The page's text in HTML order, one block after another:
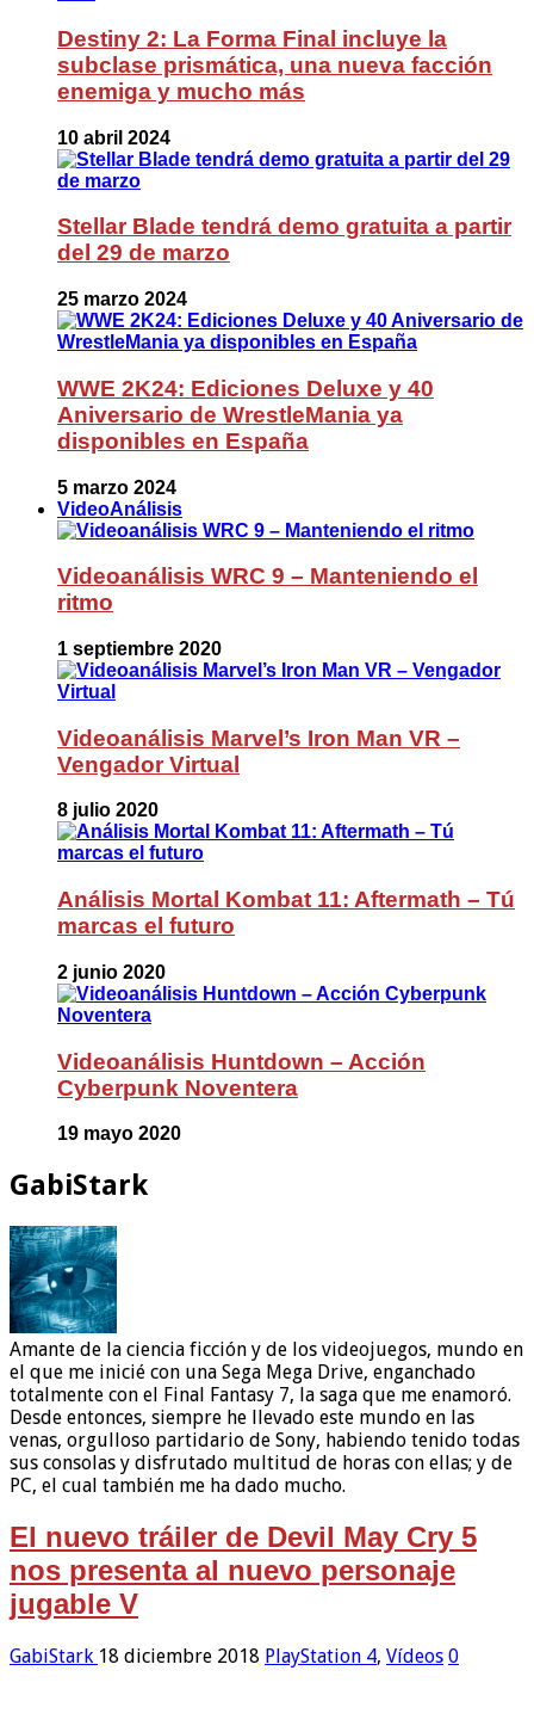
Destiny 2: La Forma Final incluye la
subclase prismática, una nueva facción
enemiga y mucho más
10 abril 2024
Stellar Blade tendrá demo gratuita a partir
del 29 de marzo
25 marzo 2024
WWE 2K24: Ediciones Deluxe y 40
Aniversario de WrestleMania ya
disponibles en España
5 marzo 2024
VideoAnálisis
Videoanálisis WRC 9 – Manteniendo el
ritmo
1 septiembre 2020
Videoanálisis Marvel’s Iron Man VR –
Vengador Virtual
8 julio 2020
Análisis Mortal Kombat 11: Aftermath – Tú
marcas el futuro
2 junio 2020
Videoanálisis Huntdown – Acción
Cyberpunk Noventera
19 mayo 2020
GabiStark
Amante de la ciencia ficción y de los videojuegos, mundo en
el que me inicié con una Sega Mega Drive, enganchado
totalmente con el Final Fantasy 7, la saga que me enamoró.
Desde entonces, siempre he llevado este mundo en las
venas, orgulloso partidario de Sony, habiendo tenido todas
sus consolas y disfrutado multitud de horas con ellas; y de
PC, el cual también me ha dado mucho.
El nuevo tráiler de Devil May Cry 5
nos presenta al nuevo personaje
jugable V
GabiStark 18 diciembre 2018 PlayStation 4, Vídeos 0